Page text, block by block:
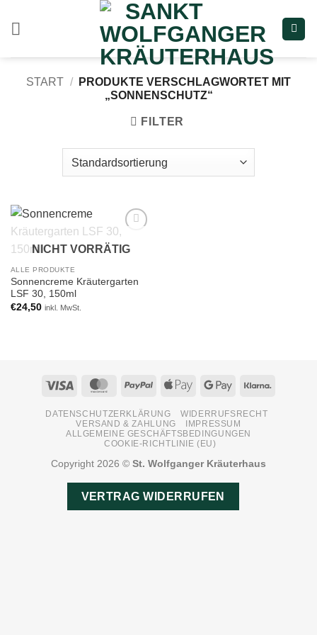
Inhalt
START /
PRODUKTE VERSCHLAGWORTET MIT
„SONNENSCHUTZ“
FILTER
wishlist
NICHT VORRÄTIG
ALLE PRODUKTE
Sonnencreme Kräutergarten
LSF 30, 150ml
€24,50 inkl. MwSt.
Visa MasterCardPayPal
Apple
Google
DATENSCHUTZERKLÄRUNG
WIDERRUFSRECHT
VERSAND & ZAHLUNG
IMPRESSUM
ALLGEMEINE GESCHÄFTSBEDINGUNGEN
COOKIE-RICHTLINIE (EU)
Copyright 2026 © St. Wolfganger Kräuterhaus
VERTRAG WIDERRUFEN